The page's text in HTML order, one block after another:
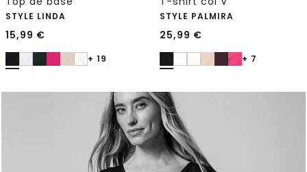
STYLE LINDA
15,99 €
+ 19
STYLE PALMIRA
25,99 €
+ 7